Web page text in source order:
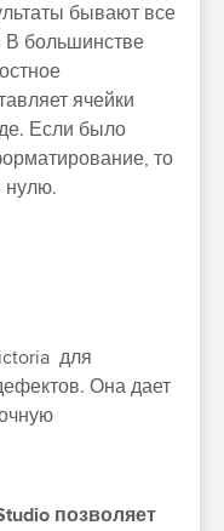
бывают все
большинстве
ячейки
Если было
то
нулю.
для
Она дает
позволяет